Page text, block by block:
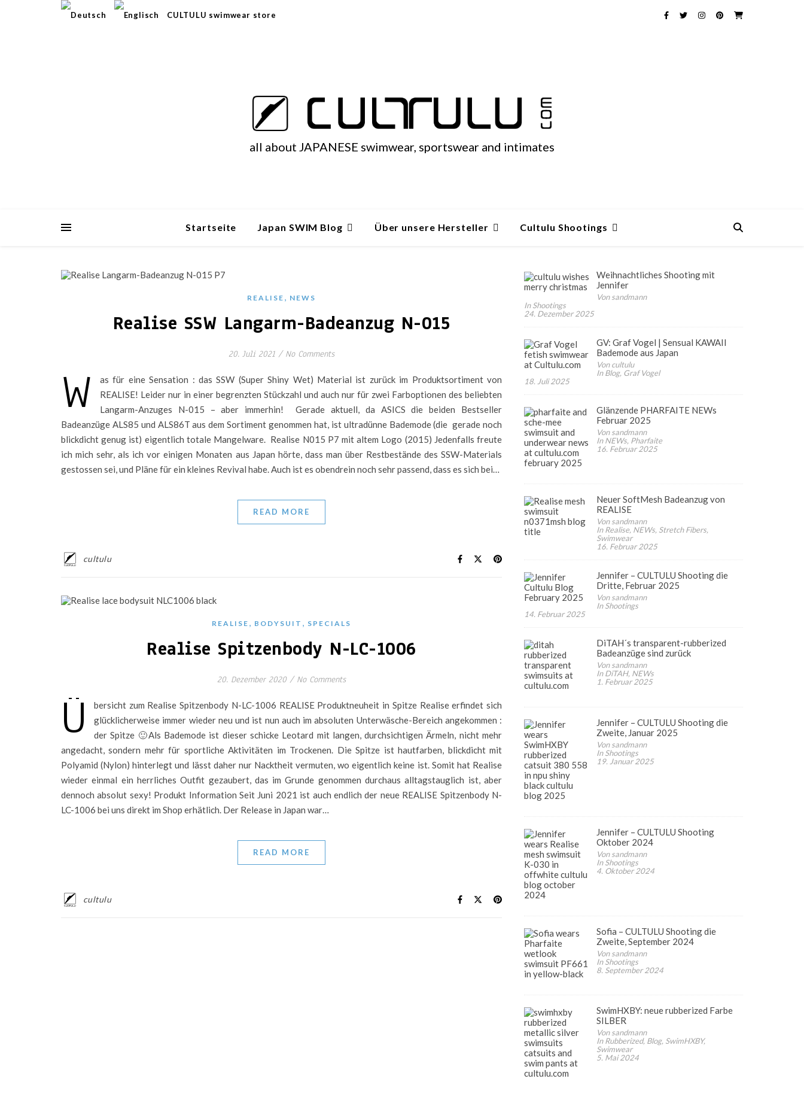
CULTULU swimwear store
all about JAPANESE swimwear, sportswear and intimates
Startseite Japan SWIM Blog Über unsere Hersteller Cultulu Shootings
REALISE , NEWS
Realise SSW Langarm-Badeanzug N-015
20. Juli 2021 / No Comments
W
as für eine Sensation : das SSW (Super Shiny Wet) Material ist zurück im Produktsortiment von
REALISE! Leider nur in einer begrenzten Stückzahl und auch nur für zwei Farboptionen des beliebten
Langarm-Anzuges N-015 – aber immerhin! Gerade aktuell, da ASICS die beiden Bestseller
Badeanzüge ALS85 und ALS86T aus dem Sortiment genommen hat, ist ultradünne Bademode (die gerade noch
blickdicht genug ist) eigentlich totale Mangelware. Realise N015 P7 mit altem Logo (2015) Jedenfalls freute
ich mich sehr, als ich vor einigen Monaten aus Japan hörte, dass man über Restbestände des SSW-Materials
gestossen sei, und Pläne für ein kleines Revival habe. Auch ist es obendrein noch sehr passend, dass es sich bei…
READ MORE
cultulu
REALISE , BODYSUIT , SPECIALS
Realise Spitzenbody N-LC-1006
20. Dezember 2020 / No Comments
Ü
bersicht zum Realise Spitzenbody N-LC-1006 REALISE Produktneuheit in Spitze Realise erfindet sich
glücklicherweise immer wieder neu und ist nun auch im absoluten Unterwäsche-Bereich angekommen :
der Spitze 🙂Als Bademode ist dieser schicke Leotard mit langen, durchsichtigen Ärmeln, nicht mehr
angedacht, sondern mehr für sportliche Aktivitäten im Trockenen. Die Spitze ist hautfarben, blickdicht mit
Polyamid (Nylon) hinterlegt und lässt daher nur Nacktheit vermuten, wo eigentlich keine ist. Somit hat Realise
wieder einmal ein herrliches Outfit gezaubert, das im Grunde genommen durchaus alltagstauglich ist, aber
dennoch absolut sexy! Produkt Information Seit Juni 2021 ist auch endlich der neue REALISE Spitzenbody N-
LC-1006 bei uns direkt im Shop erhätlich. Der Release in Japan war…
READ MORE
cultulu
Weihnachtliches Shooting mit
Jennifer
Von sandmann
In Shootings
24. Dezember 2025
GV: Graf Vogel | Sensual KAWAII
Bademode aus Japan
Von cultulu
In Blog, Graf Vogel
18. Juli 2025
Glänzende PHARFAITE NEWs
Februar 2025
Von sandmann
In NEWs, Pharfaite
16. Februar 2025
Neuer SoftMesh Badeanzug von
REALISE
Von sandmann
In Realise, NEWs, Stretch Fibers,
Swimwear
16. Februar 2025
Jennifer – CULTULU Shooting die
Dritte, Februar 2025
Von sandmann
In Shootings
14. Februar 2025
DiTAH´s transparent-rubberized
Badeanzüge sind zurück
Von sandmann
In DiTAH, NEWs
1. Februar 2025
Jennifer – CULTULU Shooting die
Zweite, Januar 2025
Von sandmann
In Shootings
19. Januar 2025
Jennifer – CULTULU Shooting
Oktober 2024
Von sandmann
In Shootings
4. Oktober 2024
Sofia – CULTULU Shooting die
Zweite, September 2024
Von sandmann
In Shootings
8. September 2024
SwimHXBY: neue rubberized Farbe
SILBER
Von sandmann
In Rubberized, Blog, SwimHXBY,
Swimwear
5. Mai 2024